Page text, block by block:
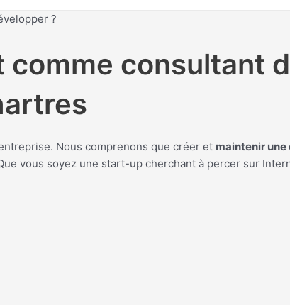
?
consultant
Nous comprenons que créer et maintenir
vous soyez une start-up cherchant à percer sur